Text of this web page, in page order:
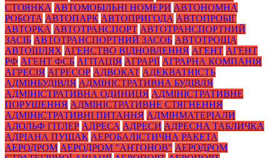
СТОЯНКА АВТОМОБІЛЬНІ НОМЕРИ АВТОНОМНА
РОБОТА АВТОПАРК АВТОПРИГОДА АВТОПРОБІГ
АВТОРКА АВТОТРАНСПОРТ АВТОТРАНСПОРТНИЙ
ЗАСІБ АВТОТРАНСПОРТНИЙ ЗАСОБ АВТОТРОЩА
АВТОШЛЯХ АГЕНСТВО ВІДНОВЛЕННЯ АГЕНТ АГЕНТ
РФ АГЕНТ ФСБ АГІТАЦІЯ АГРАРІЇ АГРАРНА КОМПАНІЯ
АГРЕСІЯ АГРЕСОР АДВОКАТ АДЕКВАТНІСТЬ
АДМІНБУДІВЛЯ АДМІНІСТРАТИВНА БУДІВЛЯ
АДМІНІСТРАТИВНА ОДИНИЦЯ АДМІНІСТРАТИВНЕ
ПОРУШЕННЯ АДМІНІСТРАТИВНЕ СТЯГНЕННЯ
АДМІНІСТРАТИВНІ ПИТАННЯ АДМІНМАТЕРІАЛИ
АДОЛЬФ ГІТЛЕР АДРЕСА АДРЕСИ АДРЕСНА ТАБЛИЧКА
АДРІАНА ПУЩАК АЕРОБАЛІСТИЧНА РАКЕТА
АЕРОДРОМ АЕРОДРОМ "АНТОНОВ" АЕРОДРОМ